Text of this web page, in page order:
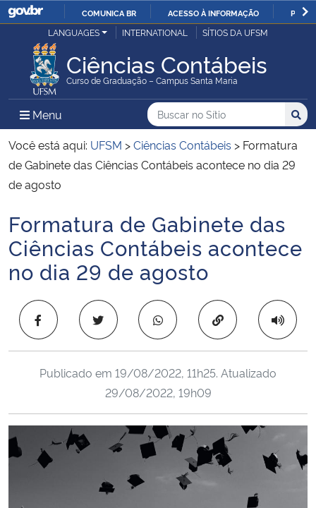
IR
O
COMUNICA BR ACESSO À INFORMAÇÃO
Ministério da Justiça e Segurança Pública
Ministério da Defesa
Ministério das Relações Exteriores
Ministério da Economia
Ministério da Infraestrutura
Ministério da Agricultura, Pecuária e Abastecimento
Ministério da Cidadania
Ministério da Ciência, Tecnologia, Inovações e Comunicações
LANGUAGES INTERNATIONAL SÍTIOS DA UFSM
Ciências Contábeis
Curso de Graduação – Campus Santa Maria
Menu Menu Principal do Sítio
Busca
Buscar no no Sítio
Busca:
Você está aqui: UFSM >Ciências Contábeis > Formatura
de Gabinete das Ciências Contábeis acontece no dia 29
de agosto
Início do conteúdo
Formatura de Gabinete das
Ciências Contábeis acontece
no dia 29 de agosto
Copiar para área
Publicado em 19/08/2022, 11h25. Atualizado
29/08/2022, 19h09